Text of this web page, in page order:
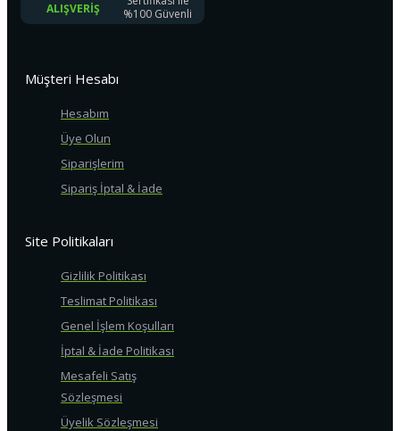
ALIŞVERIŞ
%100 Güvenli
Müşteri Hesabı
Hesabım
Üye Olun
Siparişlerim
Sipariş İptal & İade
Site Politikaları
Gizlilik Politikası
Teslimat Politikası
Genel İşlem Koşulları
İptal & İade Politikası
Mesafeli Satış
Sözleşmesi
Üyelik Sözleşmesi